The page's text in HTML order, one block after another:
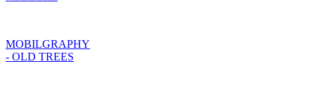
MOBILGRAPHY
- OLD TREES